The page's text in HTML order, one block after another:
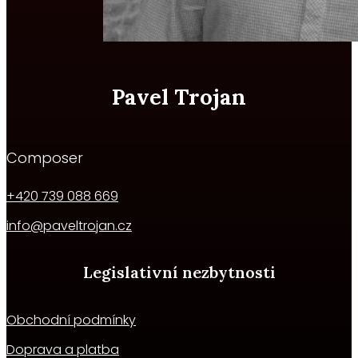
Pavel Trojan
Composer
+420 739 088 669
info@paveltrojan.cz
Legislativní nezbytnosti
Obchodní podmínky
Doprava a platba